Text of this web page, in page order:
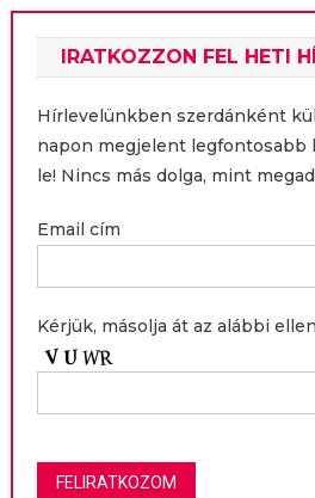
IRATKOZZON FEL HETI
Hírlevelünkben szerdánként
napon megjelent legfontosabb
le! Nincs más dolga, mint
Email cím
Kérjük, másolja át az alábbi